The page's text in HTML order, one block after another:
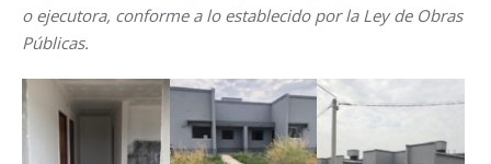
o ejecutora, conforme a lo establecido por la Ley de Obras
Públicas.